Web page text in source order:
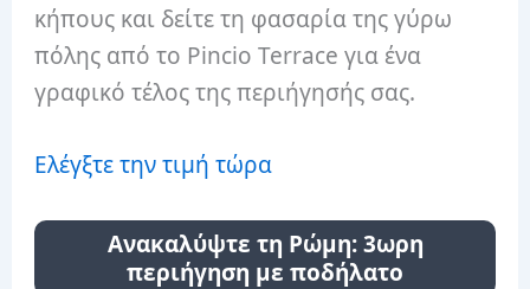
κήπους και δείτε τη φασαρία της γύρω
πόλης από το Pincio Terrace για ένα
γραφικό τέλος της περιήγησής σας.
Ελέγξτε την τιμή τώρα
Ανακαλύψτε τη Ρώμη: 3ωρη
περιήγηση με ποδήλατο